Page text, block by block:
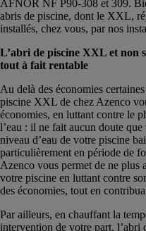
AFNOR NF P90-308 et 309.
abris de piscine, dont le XXL,
installés, chez vous, par nos
L’abri de piscine XXL et non
tout à fait rentable
Au delà des économies
piscine XXL de chez Azenco
économies, en luttant contre le
l’eau : il ne fait aucun doute
niveau d’eau de votre piscine
particulièrement en période de
Azenco vous permet de ne plus
votre piscine en luttant contre
des économies, tout en
Par ailleurs, en chauffant la
intervention de votre part,